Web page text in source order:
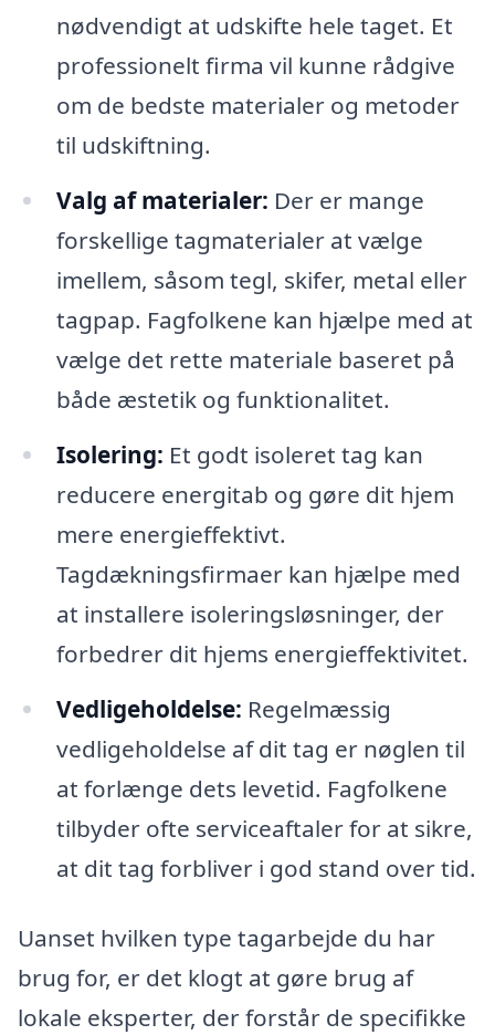
nødvendigt at udskifte hele taget. Et
professionelt firma vil kunne rådgive
om de bedste materialer og metoder
til udskiftning.
Valg af materialer: Der er mange
forskellige tagmaterialer at vælge
imellem, såsom tegl, skifer, metal eller
tagpap. Fagfolkene kan hjælpe med at
vælge det rette materiale baseret på
både æstetik og funktionalitet.
Isolering: Et godt isoleret tag kan
reducere energitab og gøre dit hjem
mere energieffektivt.
Tagdækningsfirmaer kan hjælpe med
at installere isoleringsløsninger, der
forbedrer dit hjems energieffektivitet.
Vedligeholdelse: Regelmæssig
vedligeholdelse af dit tag er nøglen til
at forlænge dets levetid. Fagfolkene
tilbyder ofte serviceaftaler for at sikre,
at dit tag forbliver i god stand over tid.
Uanset hvilken type tagarbejde du har
brug for, er det klogt at gøre brug af
lokale eksperter, der forstår de specifikke